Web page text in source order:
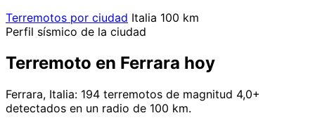
Terremotos por ciudad Italia 100 km
Perfil sísmico de la ciudad
Terremoto en Ferrara hoy
Ferrara, Italia: 194 terremotos de magnitud 4,0+
detectados en un radio de 100 km.